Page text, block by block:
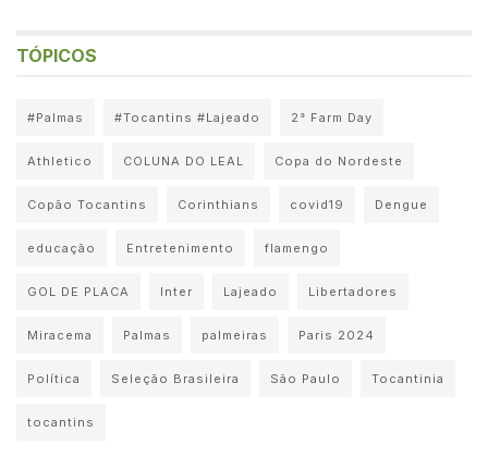
TÓPICOS
#Palmas #Tocantins #Lajeado 2° Farm Day
Athletico COLUNA DO LEAL Copa do Nordeste
Copão Tocantins Corinthians covid19 Dengue
educação Entretenimento flamengo
GOL DE PLACA Inter Lajeado Libertadores
Miracema Palmas palmeiras Paris 2024
Política Seleção Brasileira São Paulo Tocantinia
tocantins